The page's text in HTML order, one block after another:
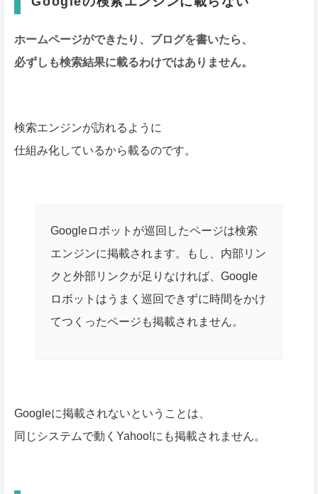
ホームページができたり、ブログを書いたら、
必ずしも検索結果に載るわけではありません。
検索エンジンが訪れるように
仕組み化しているから載るのです。
Googleロボットが巡回したページは検索
エンジンに掲載されます。もし、内部リン
クと外部リンクが足りなければ、Google
ロボットはうまく巡回できずに時間をかけ
てつくったページも掲載されません。
Googleに掲載されないということは、
同じシステムで動くYahoo!にも掲載されません。